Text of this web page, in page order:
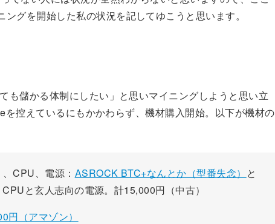
グを開始した私の状況を記してゆこうと思います。
も儲かる体制にしたい」と思いマイニングしようと思い立
を控えているにもかかわらず、機材購入開始。以下が機材の
CPU、電源： ASROCK BTC+なんとか（型番失念） と
と玄人志向の電源。計15,000円（中古）
円（アマゾン）